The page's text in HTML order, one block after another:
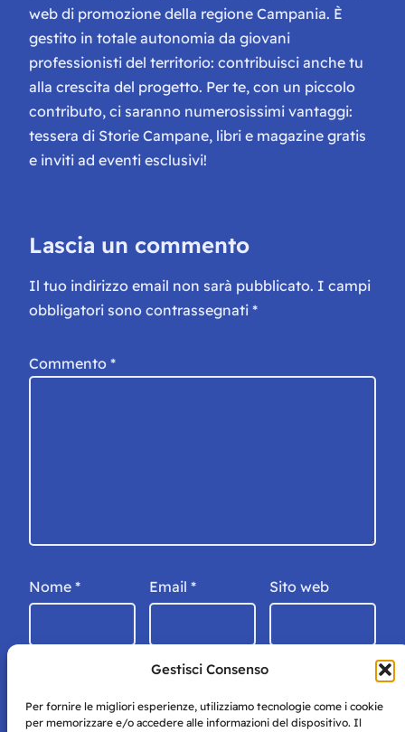
Gestisci Consenso
Per fornire le migliori esperienze, utilizziamo tecnologie come i cookie
per memorizzare e/o accedere alle informazioni del dispositivo. Il
web di promozione della regione Campania. È
gestito in totale autonomia da giovani
professionisti del territorio: contribuisci anche tu
alla crescita del progetto. Per te, con un piccolo
contributo, ci saranno numerosissimi vantaggi:
tessera di Storie Campane, libri e magazine gratis
e inviti ad eventi esclusivi!
Lascia un commento
Il tuo indirizzo email non sarà pubblicato. I campi
obbligatori sono contrassegnati *
Commento *
Nome * Email * Sito web